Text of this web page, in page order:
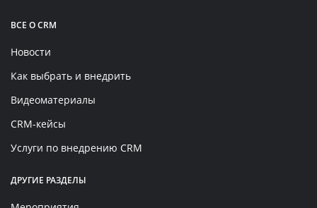
ВСЕ О CRM
Новости
Как выбрать и внедрить
Видеоматериалы
CRM-кейсы
Услуги по внедрению CRM
ДРУГИЕ РАЗДЕЛЫ